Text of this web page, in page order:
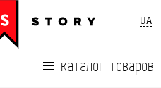
UA
каталог товаров